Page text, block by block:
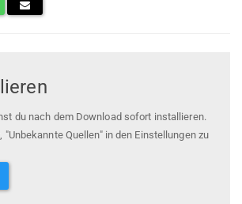
du nach dem Download sofort installieren.
"Unbekannte Quellen" in den Einstellungen zu